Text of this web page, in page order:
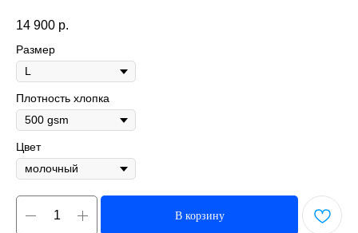
14 900 р.
Размер
Плотность хлопка
Цвет
В корзину